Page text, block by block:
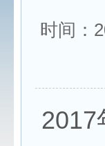
时间：
2017